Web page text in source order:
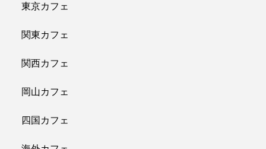
東京カフェ
関東カフェ
関西カフェ
岡山カフェ
四国カフェ